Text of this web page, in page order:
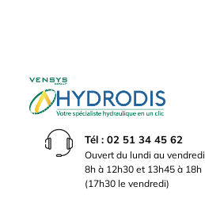
Tél : 02 51 34 45 62
Ouvert du lundi au vendredi
8h à 12h30 et 13h45 à 18h
(17h30 le vendredi)